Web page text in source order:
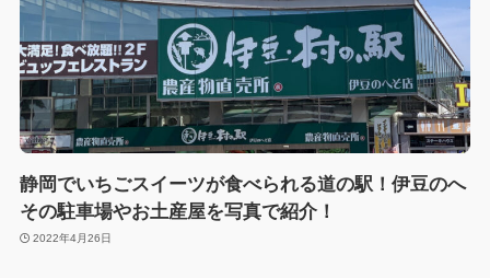
静岡でいちごスイーツが食べられる道の駅！伊豆のへ
その駐車場やお土産屋を写真で紹介！
2022年4月26日